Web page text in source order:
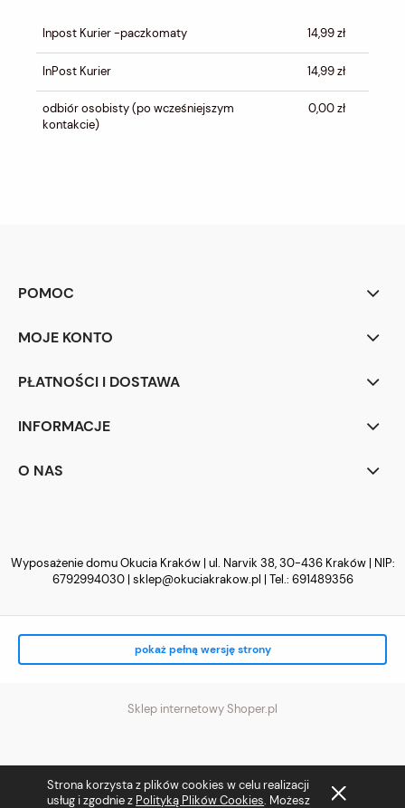
Strona korzysta z plików cookies w celu realizacji
usług i zgodnie z Polityką Plików Cookies. Możesz
KOSZTÓW PŁATNOŚCI
Inpost Kurier -paczkomaty 14,99 zł
InPost Kurier 14,99 zł
odbiór osobisty(po wcześniejszym
kontakcie)
0,00 zł
POMOC
MOJE KONTO
PŁATNOŚCI I DOSTAWA
INFORMACJE
O NAS
Wyposażenie domu Okucia Kraków | ul. Narvik 38, 30-436 Kraków | NIP:
6792994030 | sklep@okuciakrakow.pl | Tel.: 691489356
pokaż pełną wersję strony
Sklep internetowy Shoper.pl